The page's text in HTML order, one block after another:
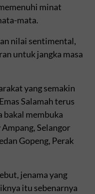
minat
mata.
nilai sentimental,
untuk jangka masa
yang semakin
Salamah terus
bakal membuka
Selangor
Gopeng, Perak
jenama yang
itu sebenarnya